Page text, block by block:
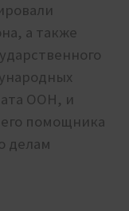
а также
ООН, и
помощника
делам